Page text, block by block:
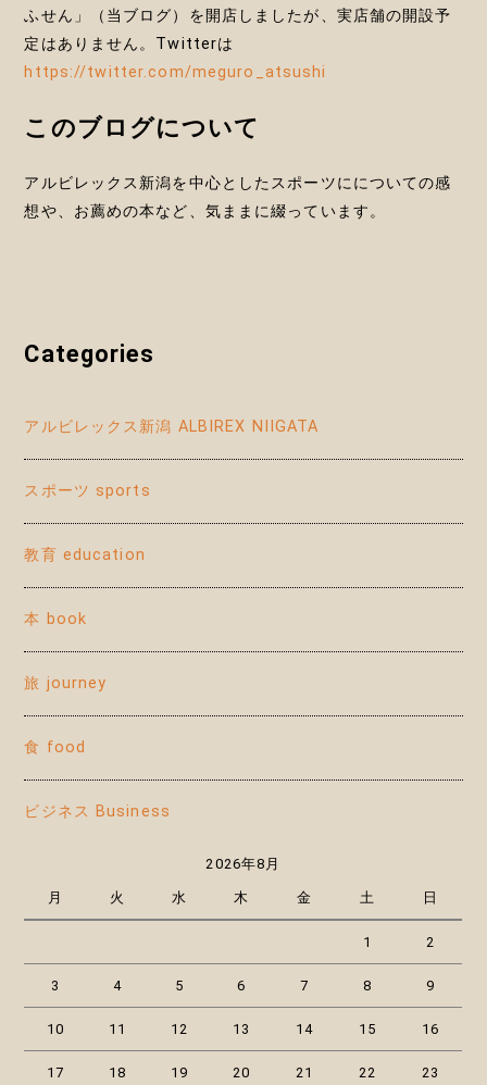
ふせん」（当ブログ）を開店しましたが、実店舗の開設予
定はありません。Twitterは
https://twitter.com/meguro_atsushi
このブログについて
アルビレックス新潟を中心としたスポーツにについての感
想や、お薦めの本など、気ままに綴っています。
Categories
アルビレックス新潟 ALBIREX NIIGATA
スポーツ sports
教育 education
本 book
旅 journey
食 food
ビジネス Business
2026年8月
月 火 水 木 金 土 日
1 2
3 4 5 6 7 8 9
10 11 12 13 14 15 16
17 18 19 20 21 22 23